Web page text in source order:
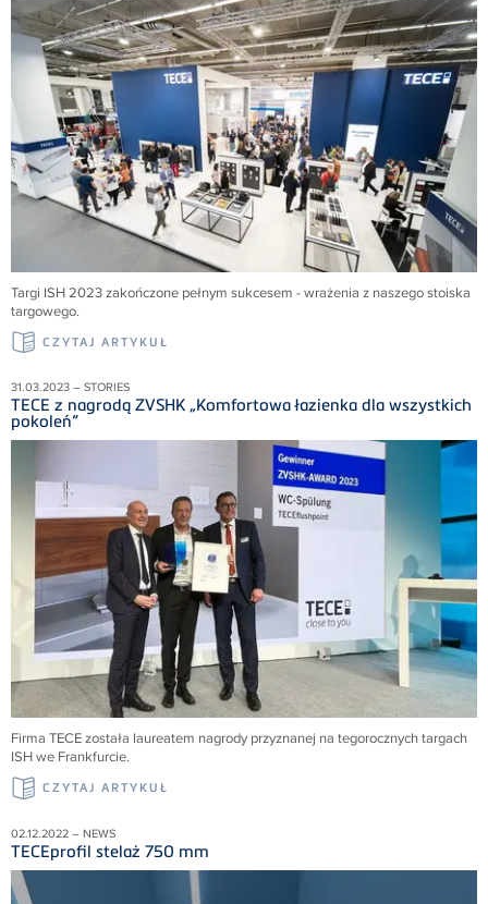
Targi ISH 2023 zakończone pełnym sukcesem - wrażenia z naszego stoiska
targowego.
CZYTAJ ARTYKUŁ
31.03.2023 – STORIES
TECE z nagrodą ZVSHK „Komfortowa łazienka dla wszystkich
pokoleń”
Firma TECE została laureatem nagrody przyznanej na tegorocznych targach
ISH we Frankfurcie.
CZYTAJ ARTYKUŁ
02.12.2022 – NEWS
TECEprofil stelaż 750 mm